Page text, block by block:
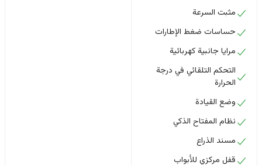
مثبت السرعة
حساسات ضغط الإطارات
مرايا جانبية كهربائية
التحكم التلقائي في درجة
الحرارة
وضع القيادة
نظام المفتاح الذكي
مسند الذراع
قفل مركزي للأبواب